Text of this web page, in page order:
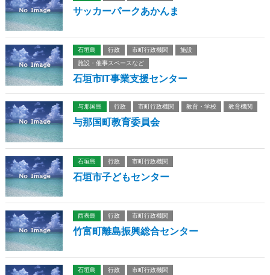
サッカーパークあかんま
石垣島 行政 市町行政機関
施設
施設・催事スペースなど
石垣市IT事業支援センター
与那国島 行政 市町行政機関 教育・学校 教育機関
与那国町教育委員会
石垣島 行政 市町行政機関
石垣市子どもセンター
西表島 行政 市町行政機関
竹富町離島振興総合センター
石垣島 行政 市町行政機関